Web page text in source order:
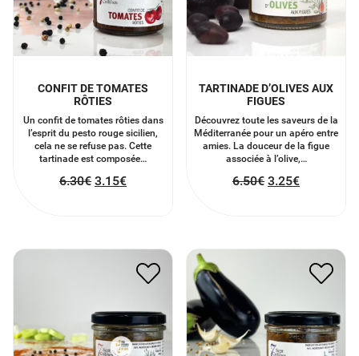
CONFIT DE TOMATES
RÔTIES
Un confit de tomates rôties dans
l’esprit du pesto rouge sicilien,
cela ne se refuse pas. Cette
tartinade est composée…
6.30€ 3.15€
TARTINADE D’OLIVES AUX
FIGUES
Découvrez toute les saveurs de la
Méditerranée pour un apéro entre
amies. La douceur de la figue
associée à l’olive,…
6.50€ 3.25€
ÉPICÉ